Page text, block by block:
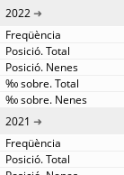
2022
2021